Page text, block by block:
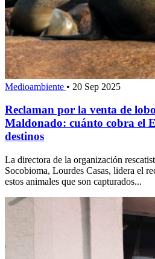
Medioambiente • 20 Sep 2025
Reclaman por la venta de
Maldonado: cuánto cobra el
destinos
La directora de la organización
Socobioma, Lourdes Casas, lidera el
estos animales que son capturados...